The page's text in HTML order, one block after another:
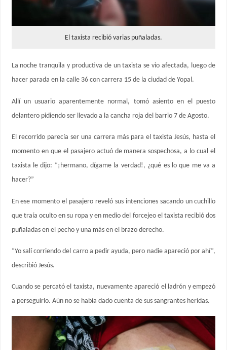
El taxista recibió varias puñaladas.
La noche tranquila y productiva de un taxista se vio afectada, luego de
hacer parada en la calle 36 con carrera 15 de la ciudad de Yopal.
Allí un usuario aparentemente normal, tomó asiento en el puesto
delantero pidiendo ser llevado a la cancha roja del barrio 7 de Agosto.
El recorrido parecía ser una carrera más para el taxista Jesús, hasta el
momento en que el pasajero actuó de manera sospechosa, a lo cual el
taxista le dijo: “¡hermano, dígame la verdad!, ¿qué es lo que me va a
hacer?”
En ese momento el pasajero reveló sus intenciones sacando un cuchillo
que traía oculto en su ropa y en medio del forcejeo el taxista recibió dos
puñaladas en el pecho y una más en el brazo derecho.
“Yo salí corriendo del carro a pedir ayuda, pero nadie apareció por ahí”,
describió Jesús.
Cuando se percató el taxista, nuevamente apareció el ladrón y empezó
a perseguirlo. Aún no se había dado cuenta de sus sangrantes heridas.